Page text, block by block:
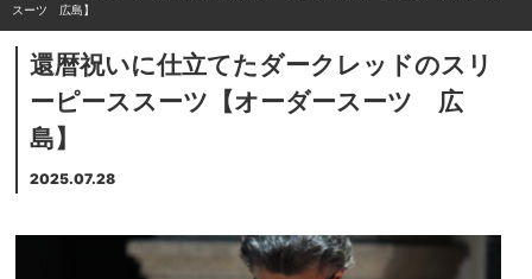
スーツ 広島】
還暦祝いに仕立てたダークレッドのスリ
ーピーススーツ【オーダースーツ 広
島】
2025.07.28